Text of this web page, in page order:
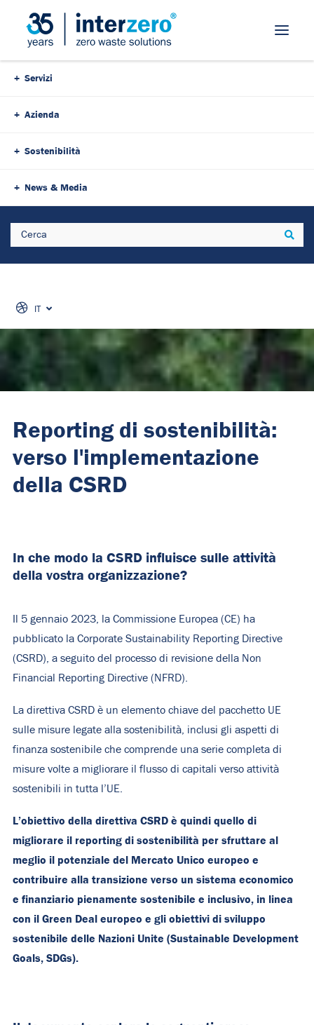
Servizi
Azienda
Sostenibilità
News & Media
Search
IT
Reporting di sostenibilità:
verso l'implementazione
della CSRD
In che modo la CSRD influisce sulle attività
della vostra organizzazione?
Il 5 gennaio 2023, la Commissione Europea (CE) ha
pubblicato la Corporate Sustainability Reporting Directive
(CSRD), a seguito del processo di revisione della Non
Financial Reporting Directive (NFRD).
La direttiva CSRD è un elemento chiave del pacchetto UE
sulle misure legate alla sostenibilità, inclusi gli aspetti di
finanza sostenibile che comprende una serie completa di
misure volte a migliorare il flusso di capitali verso attività
sostenibili in tutta l’UE.
L’obiettivo della direttiva CSRD è quindi quello di
migliorare il reporting di sostenibilità per sfruttare al
meglio il potenziale del Mercato Unico europeo e
contribuire alla transizione verso un sistema economico
e finanziario pienamente sostenibile e inclusivo, in linea
con il Green Deal europeo e gli obiettivi di sviluppo
sostenibile delle Nazioni Unite (Sustainable Development
Goals, SDGs).